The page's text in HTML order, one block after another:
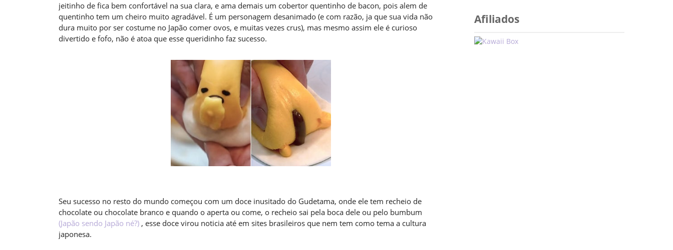
jeitinho de fica bem confortável na sua clara, e ama demais um cobertor quentinho de bacon, pois alem de
quentinho tem um cheiro muito agradável. É um personagem desanimado (e com razão, ja que sua vida não
dura muito por ser costume no Japão comer ovos, e muitas vezes crus), mas mesmo assim ele é curioso
divertido e fofo, não é atoa que esse queridinho faz sucesso.
Seu sucesso no resto do mundo começou com um doce inusitado do Gudetama, onde ele tem recheio de
chocolate ou chocolate branco e quando o aperta ou come, o recheio sai pela boca dele ou pelo bumbum
(Japão sendo Japão né?) , esse doce virou noticia até em sites brasileiros que nem tem como tema a cultura
japonesa.
Afiliados